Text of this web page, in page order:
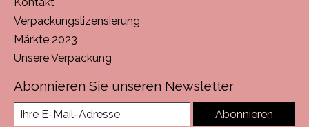
Verpackungslizensierung
Märkte 2023
Unsere Verpackung
Abonnieren Sie unseren Newsletter
Abonnieren